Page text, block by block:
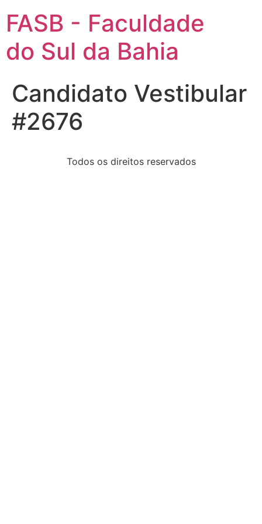
FASB - Faculdade
do Sul da Bahia
Candidato Vestibular
#2676
Todos os direitos reservados